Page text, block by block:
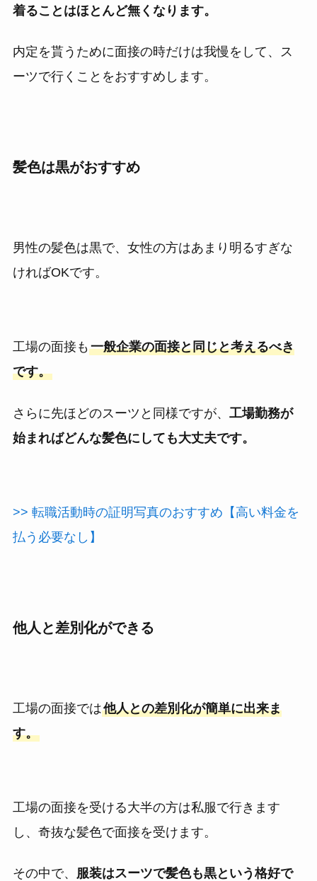
着ることはほとんど無くなります。
内定を貰うために面接の時だけは我慢をして、ス
ーツで行くことをおすすめします。
髪色は黒がおすすめ
男性の髪色は黒で、女性の方はあまり明るすぎな
ければOKです。
工場の面接も 一般企業の面接と同じと考えるべき
です。
さらに先ほどのスーツと同様ですが、 工場勤務が
始まればどんな髪色にしても大丈夫です。
>> 転職活動時の証明写真のおすすめ【高い料金を
払う必要なし】
他人と差別化ができる
工場の面接では他人との差別化が簡単に出来ま
す。
工場の面接を受ける大半の方は私服で行きます
し、奇抜な髪色で面接を受けます。
その中で、 服装はスーツで髪色も黒という格好で